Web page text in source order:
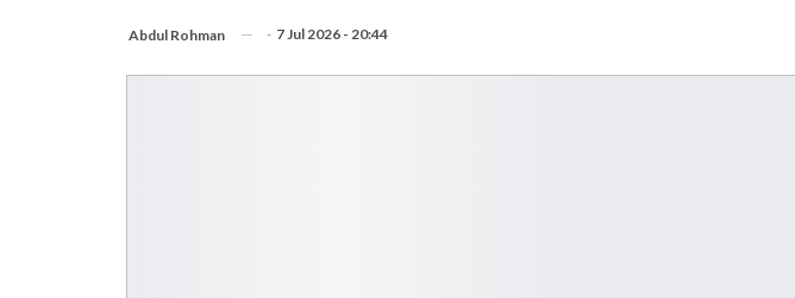
Abdul Rohman - 7 Jul 2026 - 20:44